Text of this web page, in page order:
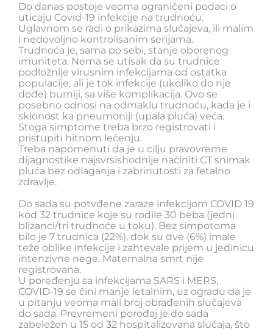
Do danas postoje veoma ograničeni podaci o
uticaju Covid-19 infekcije na trudnoću.
Uglavnom se radi o prikazima slučajeva, ili malim
i nedovoljno kontrolisanim serijama.
Trudnoća je, sama po sebi, stanje oborenog
imuniteta. Nema se utisak da su trudnice
podložnije virusnim infekcijama od ostatka
populacije, ali je tok infekcije (ukoliko do nje
dođe) burniji, sa više komplikacija. Ovo se
posebno odnosi na odmaklu trudnoću, kada je i
sklonost ka pneumoniji (upala pluća) veća.
Stoga simptome treba brzo registrovati i
pristupiti hitnom lečenju.
Treba napomenuti da je u cilju pravovreme
dijagnostike najsvrsishodnije načiniti CT snimak
pluća bez odlaganja i zabrinutosti za fetalno
zdravlje.
Do sada su potvđene zaraze infekcijom COVID 19
kod 32 trudnice koje su rodile 30 beba (jedni
blizanci/tri trudnoće u toku). Bez simpotoma
bilo je 7 trudnica (22%), dok su dve (6%) imale
teže oblike infekcije i zahtevale prijem u jedinicu
intenzivne nege. Maternalna smrt nije
registrovana.
U poređenju sa infekcijama SARS i MERS,
COVID-19 se čini manje letalnim, uz ogradu da je
u pitanju veoma mali broj obrađenih slučajeva
do sada. Prevremeni porođaj je do sada
zabeležen u 15 od 32 hospitalizovana slučaja, što